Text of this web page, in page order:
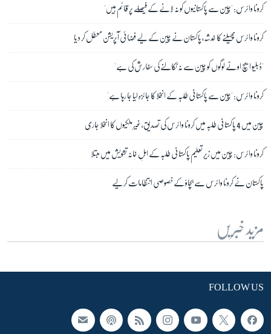
کرونا وائرس: 'چین سے پاکستانیوں کو نہ لانے کے فیصلے پر قائم ہیں'
کرونا وائرس پھیلنے کا خدشہ، پاکستان نے چین کے لیے فضائی آپریشن معطل کر دیا
'ڈبلیو ایچ او نے لوگوں کو چین سے نہ نکالنے کی سفارش کی ہے'
کرونا وائرس: 'چین سے پاکستانی طلبہ کے انخلا کا جائزہ لیا جا رہا ہے'
چین میں 4 پاکستانی طلبہ میں کرونا وائرس کی تصدیق، غیر ملکیوں کا انخلا جاری
کرونا وائرس: چین میں زیرِ تعلیم پاکستانی طلبہ کے اہلِ خانہ تشویش میں مبتلا
پاکستان نے کرونا وائرس سے بچاؤ کے خصوصی انتظامات کر لیے
مزید خبریں
FOLLOW US